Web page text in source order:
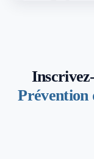
Prévention